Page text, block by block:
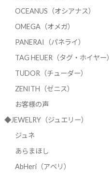
OCEANUS（オシアナス）
OMEGA（オメガ）
PANERAI（パネライ）
TAG HEUER（タグ・ホイヤー）
TUDOR（チューダー）
ZENITH（ゼニス）
お客様の声
◆JEWELRY（ジュエリー）
ジュネ
あらまほし
AbHeri（アベリ）